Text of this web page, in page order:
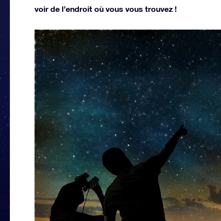
voir de l’endroit où vous vous trouvez !